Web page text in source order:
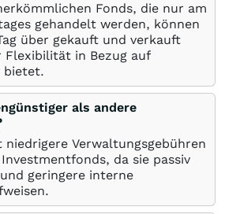
Fonds, die nur am
gehandelt werden, können
über gekauft und verkauft
Flexibilität in Bezug auf
bietet.
als andere
niedrigere Verwaltungsgebühren
da sie passiv
geringere interne